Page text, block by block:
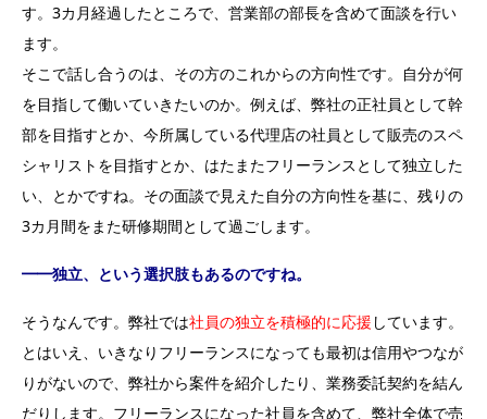
す。3カ月経過したところで、営業部の部長を含めて面談を行い
ます。
そこで話し合うのは、その方のこれからの方向性です。自分が何
を目指して働いていきたいのか。例えば、弊社の正社員として幹
部を目指すとか、今所属している代理店の社員として販売のスペ
シャリストを目指すとか、はたまたフリーランスとして独立した
い、とかですね。その面談で見えた自分の方向性を基に、残りの
3カ月間をまた研修期間として過ごします。
━━独立、という選択肢もあるのですね。
そうなんです。弊社では社員の独立を積極的に応援 しています。
とはいえ、いきなりフリーランスになっても最初は信用やつなが
りがないので、弊社から案件を紹介したり、業務委託契約を結ん
だりします。フリーランスになった社員を含めて、弊社全体で売